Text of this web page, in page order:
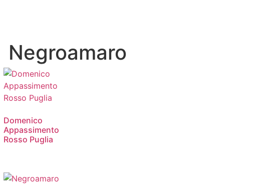
Negroamaro
Domenico
Appassimento
Rosso Puglia